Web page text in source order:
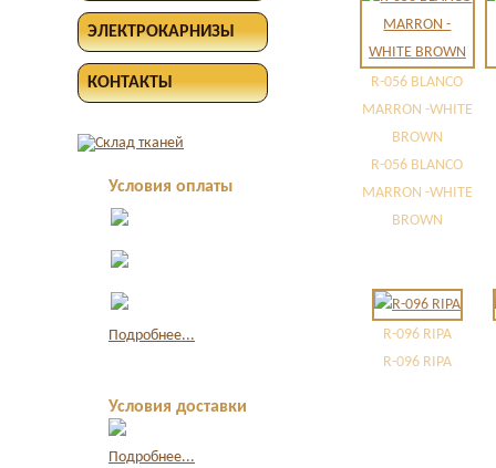
ЭЛЕКТРОКАРНИЗЫ
КОНТАКТЫ
Условия оплаты
Подробнее...
Условия доставки
Подробнее...
R-056 BLANCO
MARRON -WHITE
BROWN
R-056 BLANCO
MARRON -WHITE
BROWN
R-096 RIPA
R-096 RIPA